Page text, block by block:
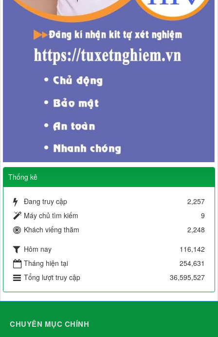
Thống kê
Đang truy cập
2,257
Máy chủ tìm kiếm
9
Khách viếng thăm
2,248
Hôm nay
116,142
Tháng hiện tại
254,631
Tổng lượt truy cập
36,595,527
CHUYÊN MỤC CHÍNH